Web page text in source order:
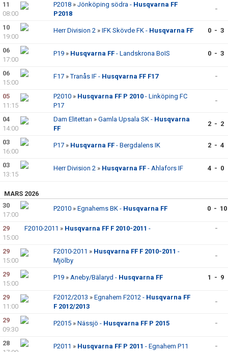
11
08:00
P2018 » Jönköping södra - Husqvarna FF
P2018
-
10
19:00
Herr Division 2 » IFK Skövde FK - Husqvarna FF 0 - 3
06
17:00
P19 » Husqvarna FF - Landskrona BoIS 0 - 3
06
15:00
F17 »Tranås IF - Husqvarna FF F17 -
05
11:15
P2010 » Husqvarna FF P 2010 - Linköping FC
P17
-
04
14:00
Dam Elitettan » Gamla Upsala SK - Husqvarna
FF
2 - 2
03
16:00
P17 » Husqvarna FF - Bergdalens IK 2 - 4
03
13:15
Herr Division 2 » Husqvarna FF - Ahlafors IF 4 - 0
MARS 2026
30
17:00
P2010 » Egnahems BK - Husqvarna FF 0 - 10
29
15:00
F2010-2011 » Husqvarna FF F 2010-2011 - -
29
15:00
F2010-2011 » Husqvarna FF F 2010-2011 -
Mjölby
-
29
15:00
P19 » Aneby/Bälaryd - Husqvarna FF 1 - 9
29
11:00
F2012/2013 » Egnahem F2012 - Husqvarna FF
F 2012/2013
-
29
09:30
P2015 » Nässjö - Husqvarna FF P 2015 -
28
P2011 » Husqvarna FF P 2011 - Egnahem P11 -